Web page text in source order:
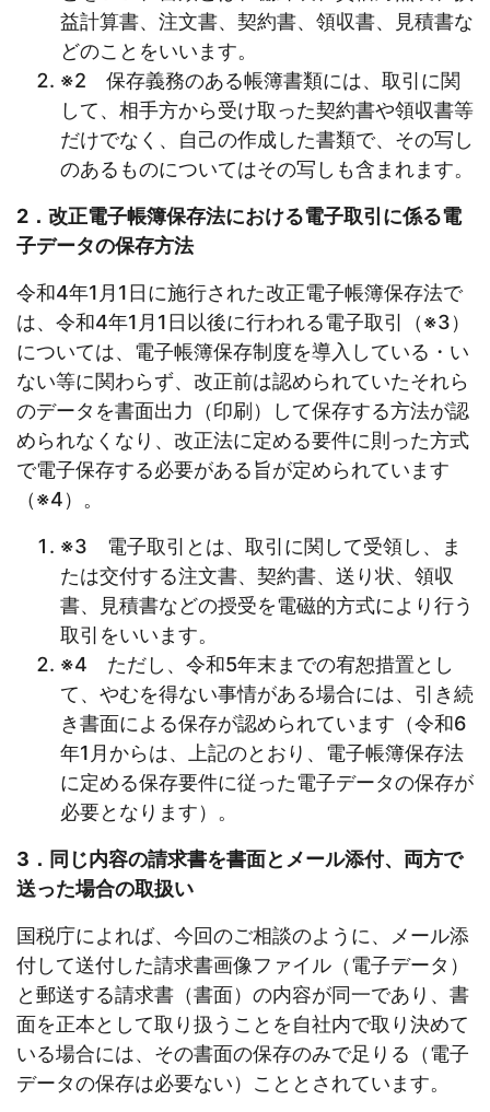
益計算書、注文書、契約書、領収書、見積書な
どのことをいいます。
※2 保存義務のある帳簿書類には、取引に関
して、相手方から受け取った契約書や領収書等
だけでなく、自己の作成した書類で、その写し
のあるものについてはその写しも含まれます。
2．改正電子帳簿保存法における電子取引に係る電
子データの保存方法
令和4年1月1日に施行された改正電子帳簿保存法で
は、令和4年1月1日以後に行われる電子取引（※3）
については、電子帳簿保存制度を導入している・い
ない等に関わらず、改正前は認められていたそれら
のデータを書面出力（印刷）して保存する方法が認
められなくなり、改正法に定める要件に則った方式
で電子保存する必要がある旨が定められています
（※4）。
※3 電子取引とは、取引に関して受領し、ま
たは交付する注文書、契約書、送り状、領収
書、見積書などの授受を電磁的方式により行う
取引をいいます。
※4 ただし、令和5年末までの宥恕措置とし
て、やむを得ない事情がある場合には、引き続
き書面による保存が認められています（令和6
年1月からは、上記のとおり、電子帳簿保存法
に定める保存要件に従った電子データの保存が
必要となります）。
3．同じ内容の請求書を書面とメール添付、両方で
送った場合の取扱い
国税庁によれば、今回のご相談のように、メール添
付して送付した請求書画像ファイル（電子データ）
と郵送する請求書（書面）の内容が同一であり、書
面を正本として取り扱うことを自社内で取り決めて
いる場合には、その書面の保存のみで足りる（電子
データの保存は必要ない）こととされています。